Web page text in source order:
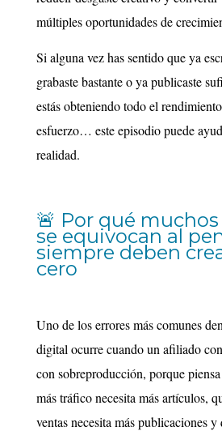
múltiples oportunidades de
Si alguna vez has sentido que ya
grabaste bastante o ya publicaste
estás obteniendo todo el
esfuerzo… este episodio puede
realidad.
🚨 Por qué
se equivocan al
siempre deben
cero
Uno de los errores más comunes
digital ocurre cuando un afiliado
con sobreproducción, porque
más tráfico necesita más artículos,
ventas necesita más publicaciones